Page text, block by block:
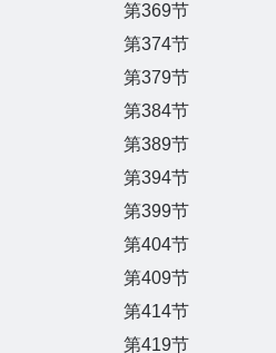
第369节
第374节
第379节
第384节
第389节
第394节
第399节
第404节
第409节
第414节
第419节